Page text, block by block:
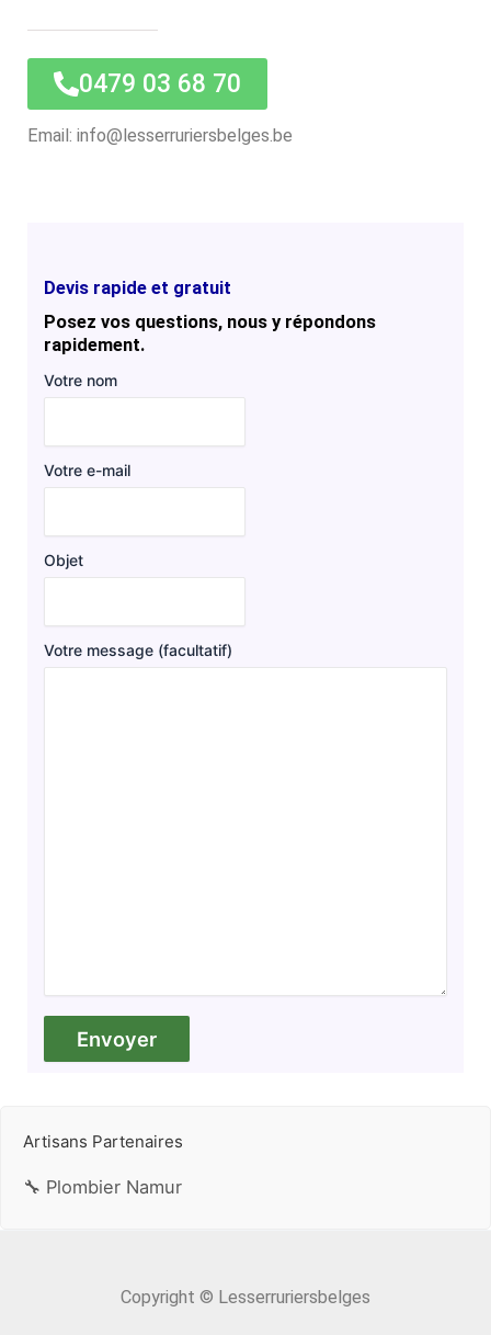
0479 03 68 70
Email: info@lesserruriersbelges.be
Devis rapide et gratuit
Posez vos questions, nous y répondons
rapidement.
Votre nom
Votre e-mail
Objet
Votre message (facultatif)
Artisans Partenaires
🔧 Plombier Namur
Copyright © Lesserruriersbelges